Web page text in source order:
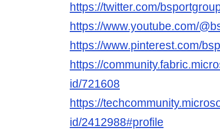
https://twitter.com/
https://www.youtube.com/
https://www.pinterest.com/
https://
id/721608
https://
id/2412988#profile